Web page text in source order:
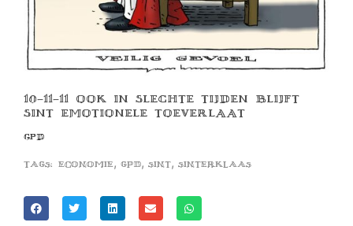
10-11-11 OOK IN SLECHTE TIJDEN BLIJFT
SINT EMOTIONELE TOEVERLAAT
GPD
Tags: economie , gpd, sint, sinterklaas